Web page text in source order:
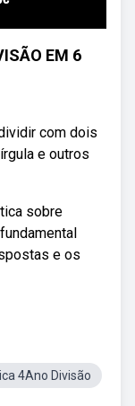
EM 6
com dois
e outros
sobre
e os
4Ano Divisão